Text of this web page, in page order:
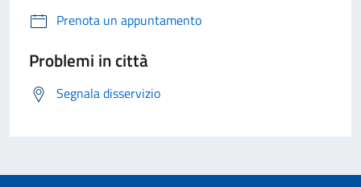
Prenota un appuntamento
Problemi in città
Segnala disservizio